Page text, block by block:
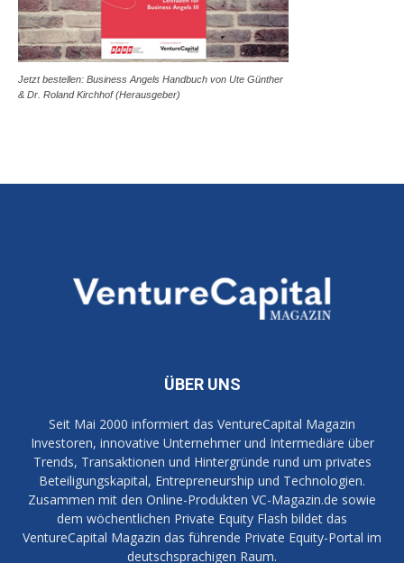
Jetzt bestellen: Business Angels Handbuch von Ute Günther
& Dr. Roland Kirchhof (Herausgeber)
ÜBER UNS
Seit Mai 2000 informiert das VentureCapital Magazin
Investoren, innovative Unternehmer und Intermediäre über
Trends, Transaktionen und Hintergründe rund um privates
Beteiligungskapital, Entrepreneurship und Technologien.
Zusammen mit den Online-Produkten VC-Magazin.de sowie
dem wöchentlichen Private Equity Flash bildet das
VentureCapital Magazin das führende Private Equity-Portal im
deutschsprachigen Raum.